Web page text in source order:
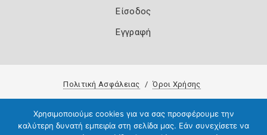
Είσοδος
Εγγραφή
Πολιτική Ασφάλειας Όροι Χρήσης
Χρησιμοποιούμε cookies για να σας προσφέρουμε την
καλύτερη δυνατή εμπειρία στη σελίδα μας. Εάν συνεχίσετε να